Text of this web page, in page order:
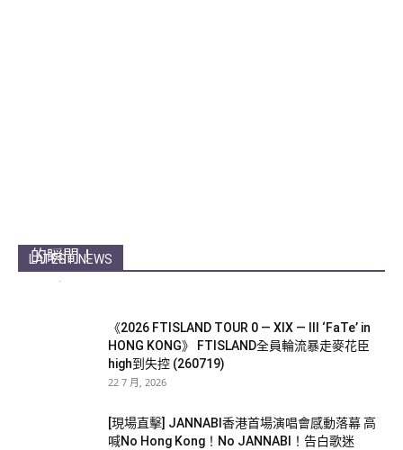
LATEST NEWS
的瞬間！
-
《2026 FTISLAND TOUR 0 — XIX — III ‘FaTe’ in
HONG KONG》 FTISLAND全員輪流暴走麥花臣
high到失控 (260719)
22 7 月, 2026
[現場直擊] JANNABI香港首場演唱會感動落幕 高
喊No Hong Kong！No JANNABI！告白歌迷